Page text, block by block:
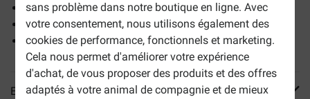
sans problème dans notre boutique en ligne. Avec
votre consentement, nous utilisons également des
cookies de performance, fonctionnels et marketing.
Cela nous permet d'améliorer votre expérience
d'achat, de vous proposer des produits et des offres
adaptés à votre animal de compagnie et de mieux
Régime riche en protéines
Soutien de la masse musculaire
Limité en calories
En savoir plus